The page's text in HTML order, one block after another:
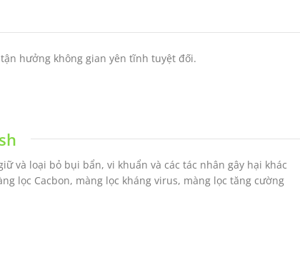
hưởng không gian yên tĩnh tuyệt đối.
và loại bỏ bụi bẩn, vi khuẩn và các tác nhân gây hại khác
lọc Cacbon, màng lọc kháng virus, màng lọc tăng cường